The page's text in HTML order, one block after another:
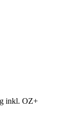
inkl. OZ+